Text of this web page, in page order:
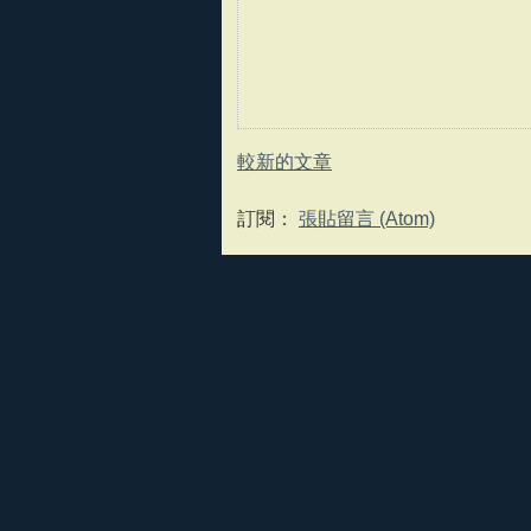
較新的文章
訂閱： 張貼留言 (Atom)